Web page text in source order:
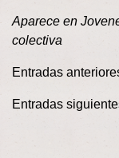
Aparece en
colectiva
Entradas
Entradas